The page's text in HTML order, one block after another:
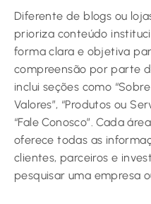
Diferente de blogs ou
prioriza conteúdo
forma clara e objetiva
compreensão por parte
inclui seções como
Valores”, “Produtos ou
“Fale Conosco”. Cada
oferece todas as
clientes, parceiros e
pesquisar uma empresa